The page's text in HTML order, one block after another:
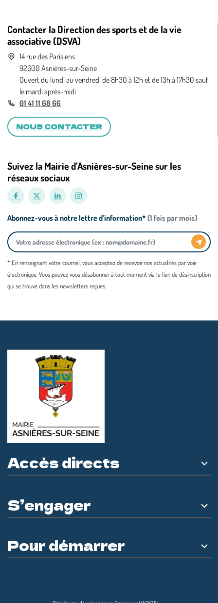
Contacter la Direction des sports et de la vie
associative (DSVA)
14 rue des Parisiens
92600 Asnières-sur-Seine
Ouvert du lundi au vendredi de 8h30 à 12h et de 13h à 17h30 sauf
le mardi après-midi
01 41 11 68 66
NOUS CONTACTER
Suivez la Mairie d’Asnières-sur-Seine sur les
réseaux sociaux
Abonnez-vous à notre lettre d’information* (1 fois par mois)
* En renseignant votre courriel, vous acceptez de recevoir nos actualités par voie
électronique. Vous pouvez vous désabonner à tout moment via le lien de désinscription
qui se trouve dans les newsletters reçues.
Accès directs
S’engager
Pour démarrer